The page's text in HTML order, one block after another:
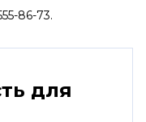
86-73.
для